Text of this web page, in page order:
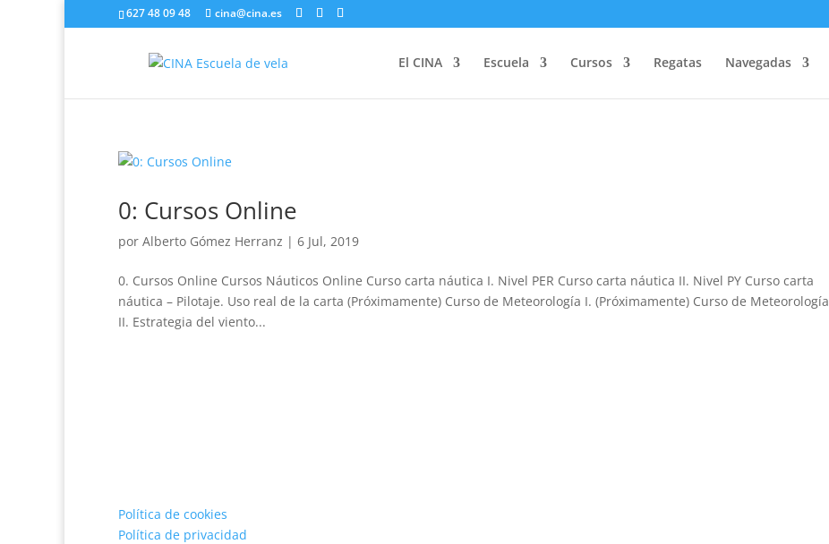
627 48 09 48 cina@cina.es
El CINA Escuela Cursos Regatas Navegadas
0: Cursos Online
por Alberto Gómez Herranz | 6 Jul, 2019
0. Cursos Online Cursos Náuticos Online Curso carta náutica I. Nivel PER Curso carta náutica II. Nivel PY Curso carta
náutica – Pilotaje. Uso real de la carta (Próximamente) Curso de Meteorología I. (Próximamente) Curso de Meteorología
II. Estrategia del viento...
Política de cookies
Política de privacidad